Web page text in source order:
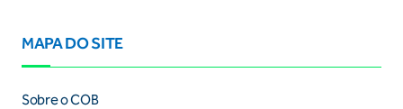
MAPA DO SITE
Sobre o COB